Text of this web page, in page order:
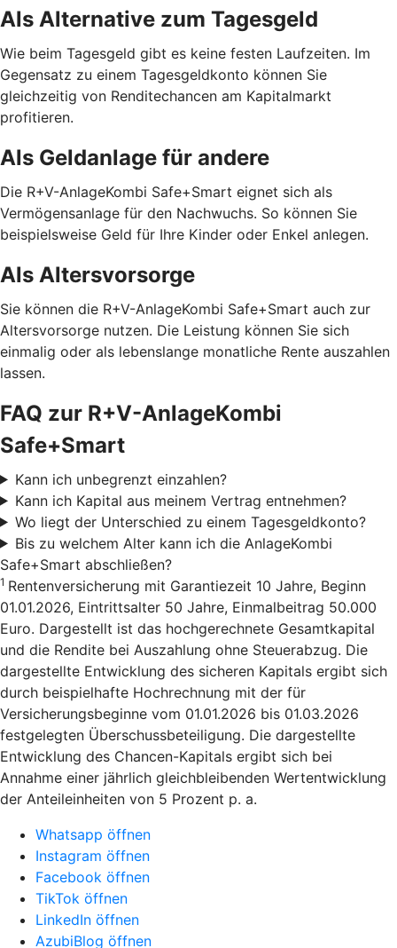
Als Alternative zum Tagesgeld
Wie beim Tagesgeld gibt es keine festen Laufzeiten. Im
Gegensatz zu einem Tagesgeldkonto können Sie
gleichzeitig von Renditechancen am Kapitalmarkt
profitieren.
Als Geldanlage für andere
Die R+V-AnlageKombi Safe+Smart eignet sich als
Vermögensanlage für den Nachwuchs. So können Sie
beispielsweise Geld für Ihre Kinder oder Enkel anlegen.
Als Altersvorsorge
Sie können die R+V-AnlageKombi Safe+Smart auch zur
Altersvorsorge nutzen. Die Leistung können Sie sich
einmalig oder als lebenslange monatliche Rente auszahlen
lassen.
FAQ zur R+V-AnlageKombi
Safe+Smart
Kann ich unbegrenzt einzahlen?
Kann ich Kapital aus meinem Vertrag entnehmen?
Wo liegt der Unterschied zu einem Tagesgeldkonto?
Bis zu welchem Alter kann ich die AnlageKombi
Safe+Smart abschließen?
1 Rentenversicherung mit Garantiezeit 10 Jahre, Beginn
01.01.2026, Eintrittsalter 50 Jahre, Einmalbeitrag 50.000
Euro. Dargestellt ist das hochgerechnete Gesamtkapital
und die Rendite bei Auszahlung ohne Steuerabzug. Die
dargestellte Entwicklung des sicheren Kapitals ergibt sich
durch beispielhafte Hochrechnung mit der für
Versicherungsbeginne vom 01.01.2026 bis 01.03.2026
festgelegten Überschussbeteiligung. Die dargestellte
Entwicklung des Chancen-Kapitals ergibt sich bei
Annahme einer jährlich gleichbleibenden Wertentwicklung
der Anteileinheiten von 5 Prozent p. a.
Whatsapp öffnen
Instagram öffnen
Facebook öffnen
TikTok öffnen
LinkedIn öffnen
AzubiBlog öffnen